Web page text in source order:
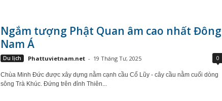
Ngắm tượng Phật Quan âm cao nhất Đông
Nam Á
Du lịch Phattuvietnam.net - 19 Tháng Tư, 2025 0
Chùa Minh Đức được xây dựng nằm cạnh cầu Cổ Lũy - cây cầu nằm cuối dòng
sông Trà Khúc. Đứng trên đỉnh Thiên...